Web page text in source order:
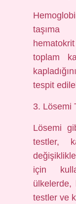
taşıma
hematokrit
toplam
tespit
3. Lösemi
Lösemi
testler,
için
ülkelerde,
testler ve